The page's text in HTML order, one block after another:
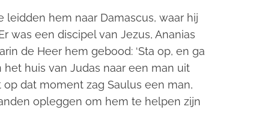
hem naar Damascus, waar hij
was een discipel van Jezus, Ananias
de Heer hem gebood: ‘Sta op, en ga
huis van Judas naar een man uit
op dat moment zag Saulus een man,
opleggen om hem te helpen zijn